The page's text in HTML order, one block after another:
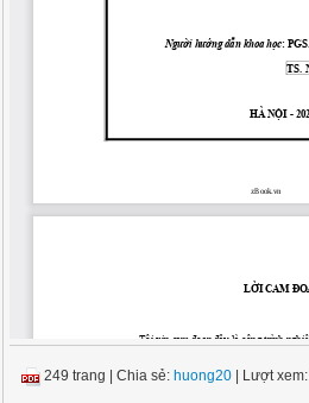
249 trang |Chia sẻ: huong20 | Lượt